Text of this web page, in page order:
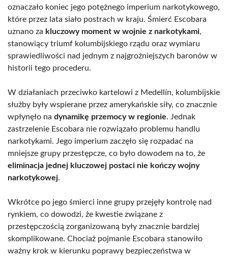
oznaczało koniec jego potężnego imperium narkotykowego,
które przez lata siało postrach w kraju. Śmierć Escobara
uznano za kluczowy moment w wojnie z narkotykami,
stanowiący triumf kolumbijskiego rządu oraz wymiaru
sprawiedliwości nad jednym z najgroźniejszych baronów w
historii tego procederu.
W działaniach przeciwko kartelowi z Medellín, kolumbijskie
służby były wspierane przez amerykańskie siły, co znacznie
wpłynęło na dynamikę przemocy w regionie. Jednak
zastrzelenie Escobara nie rozwiązało problemu handlu
narkotykami. Jego imperium zaczęło się rozpadać na
mniejsze grupy przestępcze, co było dowodem na to, że
eliminacja jednej kluczowej postaci nie kończy wojny
narkotykowej.
Wkrótce po jego śmierci inne grupy przejęły kontrolę nad
rynkiem, co dowodzi, że kwestie związane z
przestępczością zorganizowaną były znacznie bardziej
skomplikowane. Chociaż pojmanie Escobara stanowiło
ważny krok w kierunku poprawy bezpieczeństwa w